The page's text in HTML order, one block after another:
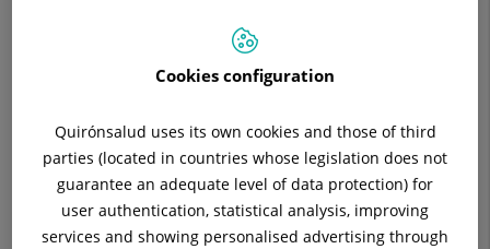
93 633 89 33 / 608 587 286
Cirurgia Plàstica Reparadora y Estètica
Descripció Equipo Médico Instal·lacions
Cookies configuration
Quirónsalud uses its own cookies and those of third
parties (located in countries whose legislation does not
guarantee an adequate level of data protection) for
user authentication, statistical analysis, improving
services and showing personalised advertising through